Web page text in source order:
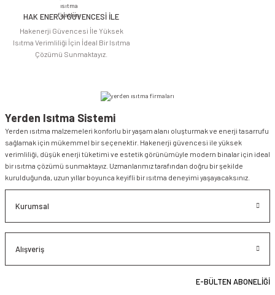
HAK ENERJİ GÜVENCESİ İLE
Hakenerji Güvencesi İle Yüksek
Isıtma Verimliliği İçin İdeal Bir Isıtma
Çözümü Sunmaktayız.
Yerden Isıtma Sistemi
Yerden ısıtma malzemeleri konforlu bir yaşam alanı oluşturmak ve enerji tasarrufu
sağlamak için mükemmel bir seçenektir. Hakenerji güvencesi ile yüksek
verimliliği, düşük enerji tüketimi ve estetik görünümüyle modern binalar için ideal
bir ısıtma çözümü sunmaktayız. Uzmanlarımız tarafından doğru bir şekilde
kurulduğunda, uzun yıllar boyunca keyifli bir ısıtma deneyimi yaşayacaksınız.
Kurumsal
Alışveriş
E-BÜLTEN ABONELİĞİ